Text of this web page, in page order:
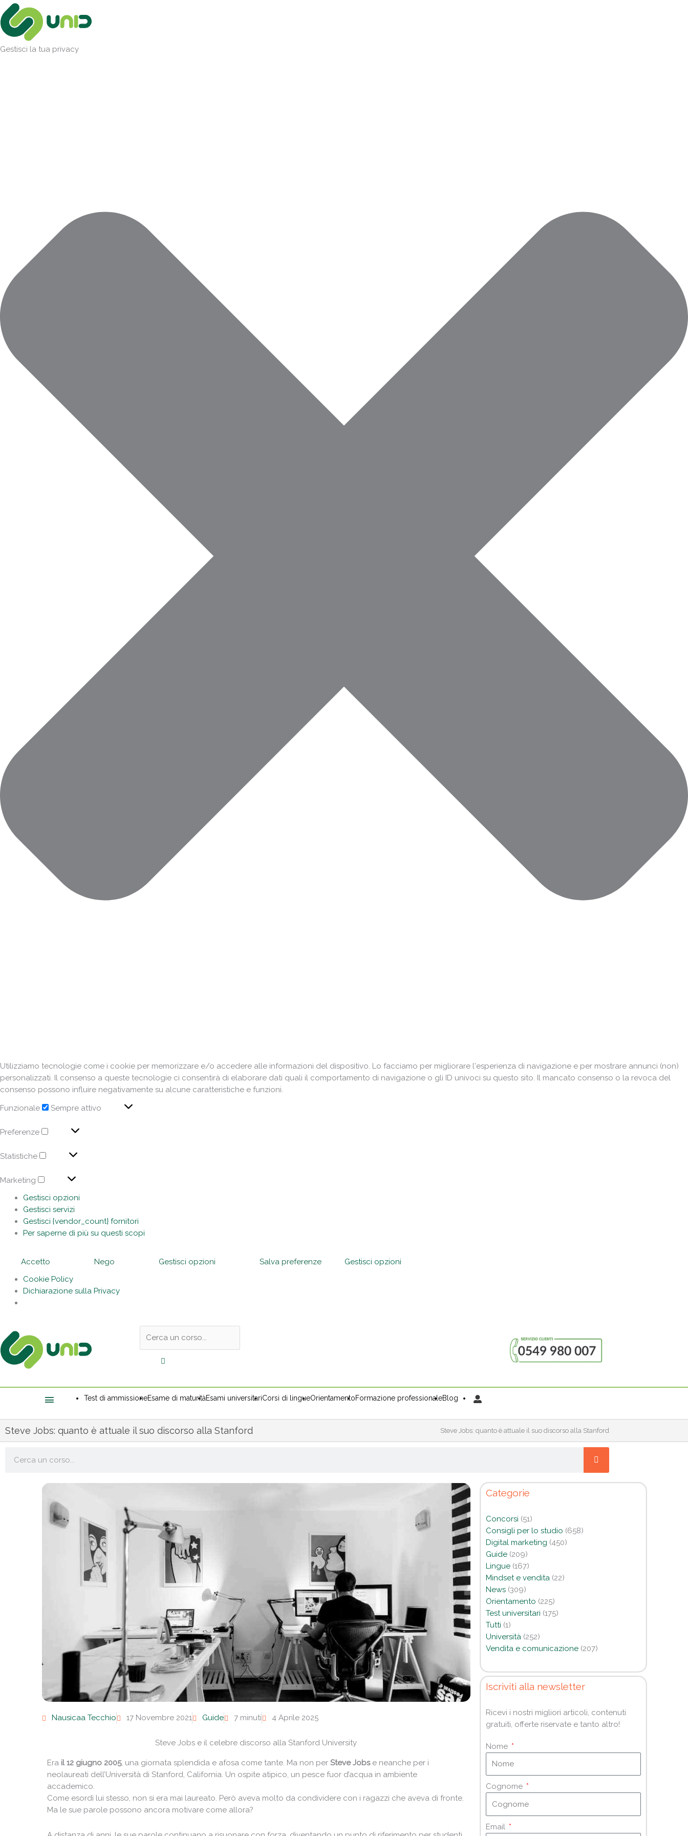
Gestisci la tua privacy
Utilizziamo tecnologie come i cookie per memorizzare e/o accedere alle informazioni del dispositivo. Lo facciamo per migliorare l'esperienza di navigazione e per mostrare annunci (non)
personalizzati. Il consenso a queste tecnologie ci consentirà di elaborare dati quali il comportamento di navigazione o gli ID univoci su questo sito. Il mancato consenso o la revoca del
consenso possono influire negativamente su alcune caratteristiche e funzioni.
Funzionale
Sempre attivo
Preferenze
Statistiche
Marketing
Gestisci opzioni
Gestisci servizi
Gestisci {vendor_count} fornitori
Per saperne di più su questi scopi
Accetto Nego Gestisci opzioni Salva preferenze
Gestisci opzioni
Cookie Policy
Dichiarazione sulla Privacy
Vai
al
contenuto
l'header
Test di ammissioneEsame di maturitàEsami universitariCorsi di lingueOrientamentoFormazione professionaleBlog
Steve Jobs: quanto è attuale il suo discorso alla Stanford Steve Jobs: quanto è attuale il suo discorso alla Stanford
Nausicaa Tecchio 17 Novembre 2021 Guide 7 minuti 4 Aprile 2025
Steve Jobs e il celebre discorso alla Stanford University
Era il 12 giugno 2005, una giornata splendida e afosa come tante. Ma non per Steve Jobse neanche per i
neolaureati dell’Università di Stanford, California. Un ospite atipico, un pesce fuor d’acqua in ambiente
accademico.
Come esordì lui stesso, non si era mai laureato. Però aveva molto da condividere con i ragazzi che aveva di fronte.
Ma le sue parole possono ancora motivare come allora?
Categorie
Concorsi (51)
Consigli per lo studio (658)
Digital marketing (450)
Guide(209)
Lingue(167)
Mindset e vendita(22)
News(309)
Orientamento (225)
Test universitari (175)
Tutti (1)
Università(252)
Vendita e comunicazione(207)
Iscriviti alla newsletter
Ricevi i nostri migliori articoli, contenuti
gratuiti, offerte riservate e tanto altro!
Nome
Cognome
Email